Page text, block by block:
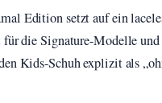
Edition setzt auf ein
die Signature-Modelle und
Kids-Schuh explizit als